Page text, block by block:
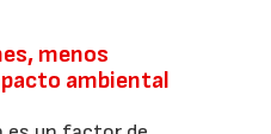
menos
ambiental